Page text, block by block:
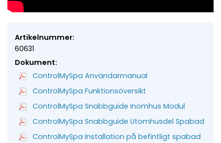
Artikelnummer:
60631
Dokument:
ControlMySpa Användarmanual
ControlMySpa Funktionsöversikt
ControlMySpa Snabbguide Inomhus Modul
ControlMySpa Snabbguide Utomhusdel Spabad
ControlMySpa Installation på befintligt spabad